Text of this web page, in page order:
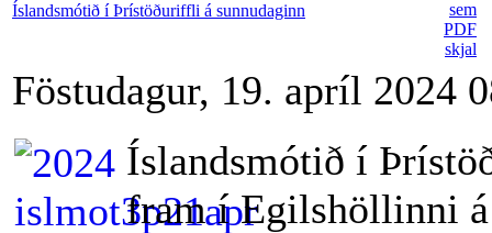
Íslandsmótið í Þrístöðuriffli á sunnudaginn
Föstudagur, 19. apríl 2024
Íslandsmótið í
fram í Egilshöllinni á